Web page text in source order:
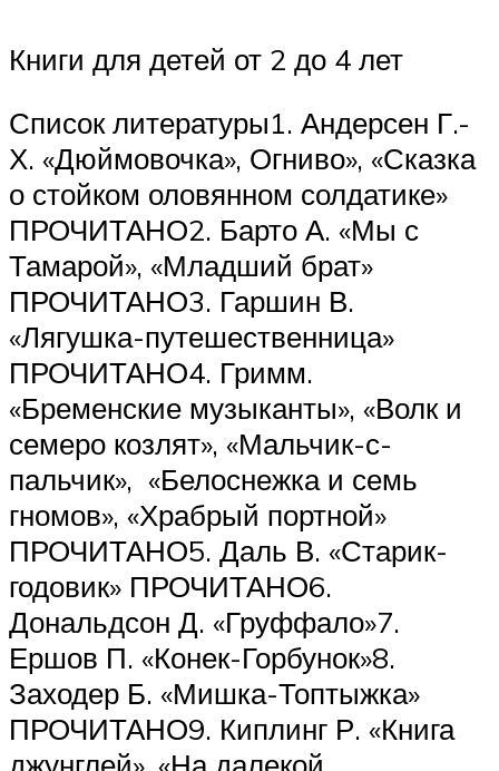
Книги для детей от 2 до 4 лет
Список литературы1. Андерсен Г.-
Х. «Дюймовочка», Огниво», «Сказка
о стойком оловянном солдатике»
ПРОЧИТАНО2. Барто А. «Мы с
Тамарой», «Младший брат»
ПРОЧИТАНО3. Гаршин В.
«Лягушка-путешественница»
ПРОЧИТАНО4. Гримм.
«Бременские музыканты», «Волк и
семеро козлят», «Мальчик-с-
пальчик», «Белоснежка и семь
гномов», «Храбрый портной»
ПРОЧИТАНО5. Даль В. «Старик-
годовик» ПРОЧИТАНО6.
Дональдсон Д. «Груффало»7.
Ершов П. «Конек-Горбунок»8.
Заходер Б. «Мишка-Топтыжка»
ПРОЧИТАНО9. Киплинг Р. «Книга